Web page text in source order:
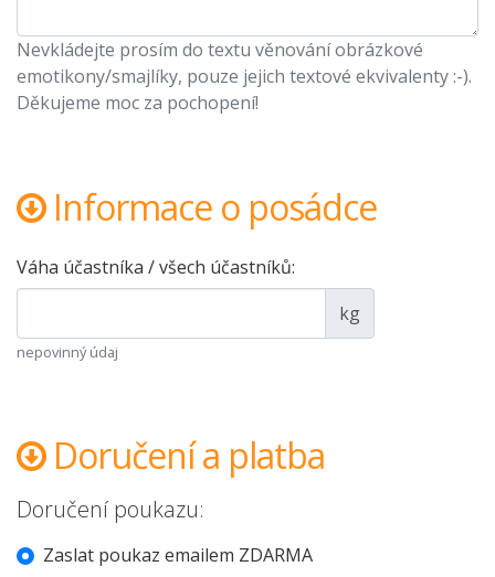
Nevkládejte prosím do textu věnování obrázkové
emotikony/smajlíky, pouze jejich textové ekvivalenty :-).
Děkujeme moc za pochopení!
Informace o posádce
Váha účastníka / všech účastníků:
kg
nepovinný údaj
Doručení a platba
Doručení poukazu:
Zaslat poukaz emailem ZDARMA